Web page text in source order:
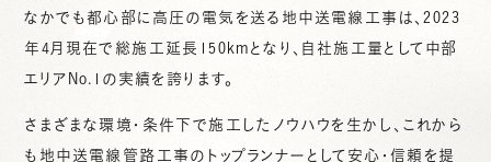
なかでも都心部に高圧の電気を送る地中送電線工事は、2023
年4月現在で総施工延長150kmとなり、自社施工量として中部
エリアNo.1の実績を誇ります。
さまざまな環境・条件下で施工したノウハウを生かし、これから
も地中送電線管路工事のトップランナーとして安心・信頼を提